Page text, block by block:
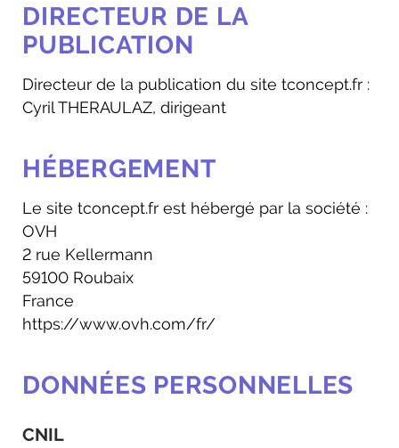
DIRECTEUR DE LA
PUBLICATION
Directeur de la publication du site tconcept.fr :
Cyril THERAULAZ, dirigeant
HÉBERGEMENT
Le site tconcept.fr est hébergé par la société :
OVH
2 rue Kellermann
59100 Roubaix
France
https://www.ovh.com/fr/
DONNÉES PERSONNELLES
CNIL